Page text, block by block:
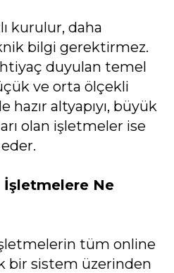
kurulur, daha
bilgi gerektirmez.
duyulan temel
ve orta ölçekli
altyapıyı, büyük
olan işletmeler ise
İşletmelere Ne
işletmelerin tüm online
bir sistem üzerinden